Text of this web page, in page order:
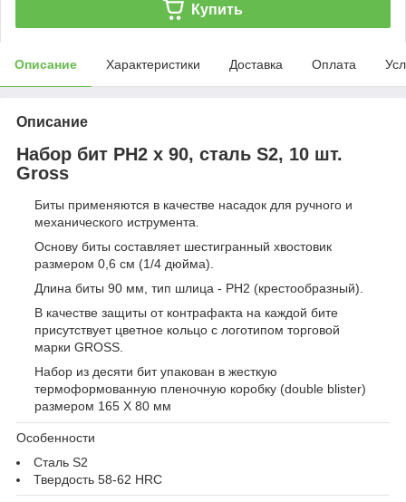
Купить
Описание Характеристики Доставка Оплата
Описание
Набор бит РН2 х 90, сталь S2, 10 шт.
Gross
Биты применяются в качестве насадок для ручного и
механического иструмента.
Основу биты составляет шестигранный хвостовик
размером 0,6 см (1/4 дюйма).
Длина биты 90 мм, тип шлица - PH2 (крестообразный).
В качестве защиты от контрафакта на каждой бите
присутствует цветное кольцо с логотипом торговой
марки GROSS.
Набор из десяти бит упакован в жесткую
термоформованную пленочную коробку (double blister)
размером 165 Х 80 мм
Особенности
Сталь S2
Твердость 58-62 HRС